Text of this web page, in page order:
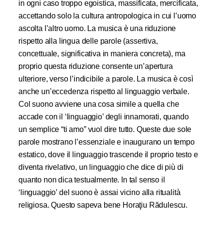
in ogni caso troppo egoistica, massificata, mercificata,
accettando solo la cultura antropologica in cui l’uomo
ascolta l’altro uomo. La musica è una riduzione
rispetto alla lingua delle parole (assertiva,
concettuale, significativa in maniera concreta), ma
proprio questa riduzione consente un’apertura
ulteriore, verso l’indicibile a parole. La musica è così
anche un’eccedenza rispetto al linguaggio verbale.
Col suono avviene una cosa simile a quella che
accade con il ‘linguaggio’ degli innamorati, quando
un semplice “ti amo” vuol dire tutto. Queste due sole
parole mostrano l’essenziale e inaugurano un tempo
estatico, dove il linguaggio trascende il proprio testo e
diventa rivelativo, un linguaggio che dice di più di
quanto non dica testualmente. In tal senso il
‘linguaggio’ del suono è assai vicino alla ritualità
religiosa. Questo sapeva bene Horaţiu Rădulescu.